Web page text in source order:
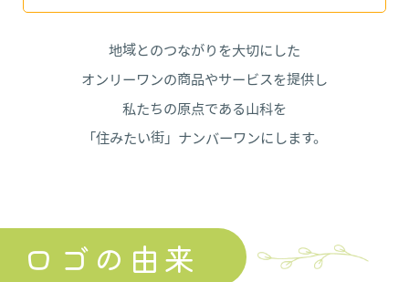
地域とのつながりを大切にした
オンリーワンの商品やサービスを提供し
私たちの原点である山科を
「住みたい街」ナンバーワンにします。
ロゴの由来